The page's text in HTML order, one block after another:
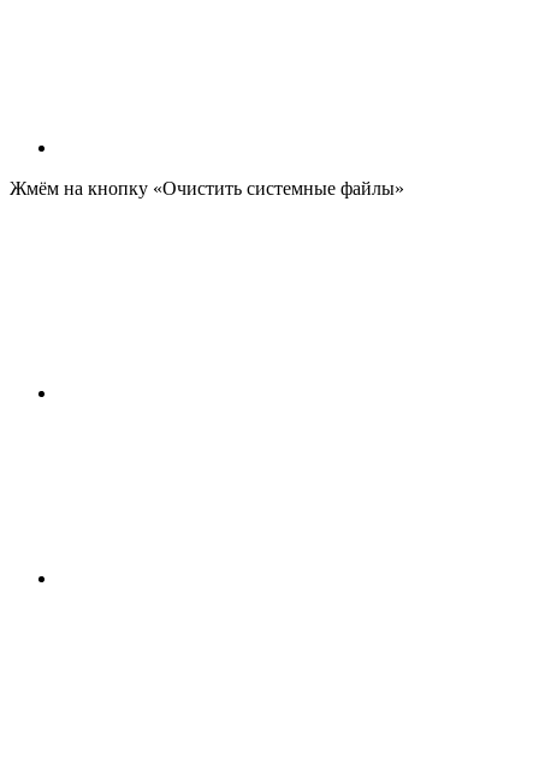
Жмём на кнопку «Очистить системные файлы»